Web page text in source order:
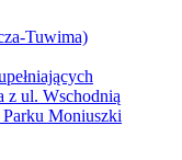
Tuwima)
z ul. Wschodnią
Moniuszki